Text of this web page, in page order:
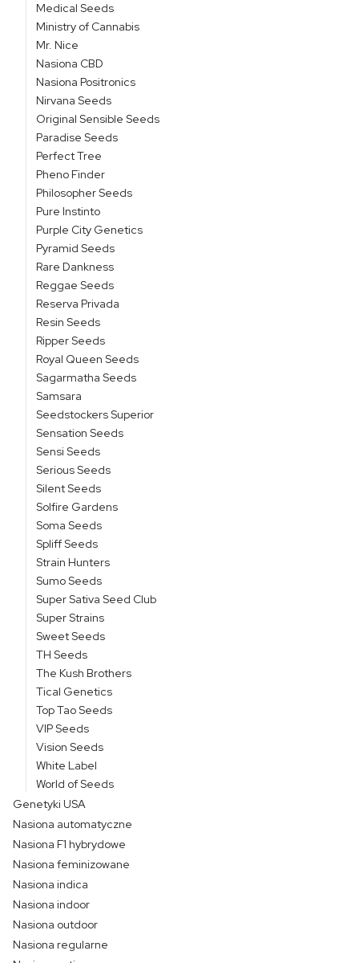
Medical Seeds
Ministry of Cannabis
Mr. Nice
Nasiona CBD
Nasiona Positronics
Nirvana Seeds
Original Sensible Seeds
Paradise Seeds
Perfect Tree
Pheno Finder
Philosopher Seeds
Pure Instinto
Purple City Genetics
Pyramid Seeds
Rare Dankness
Reggae Seeds
Reserva Privada
Resin Seeds
Ripper Seeds
Royal Queen Seeds
Sagarmatha Seeds
Samsara
Seedstockers Superior
Sensation Seeds
Sensi Seeds
Serious Seeds
Silent Seeds
Solfire Gardens
Soma Seeds
Spliff Seeds
Strain Hunters
Sumo Seeds
Super Sativa Seed Club
Super Strains
Sweet Seeds
TH Seeds
The Kush Brothers
Tical Genetics
Top Tao Seeds
VIP Seeds
Vision Seeds
White Label
World of Seeds
Genetyki USA
Nasiona automatyczne
Nasiona F1 hybrydowe
Nasiona feminizowane
Nasiona indica
Nasiona indoor
Nasiona outdoor
Nasiona regularne